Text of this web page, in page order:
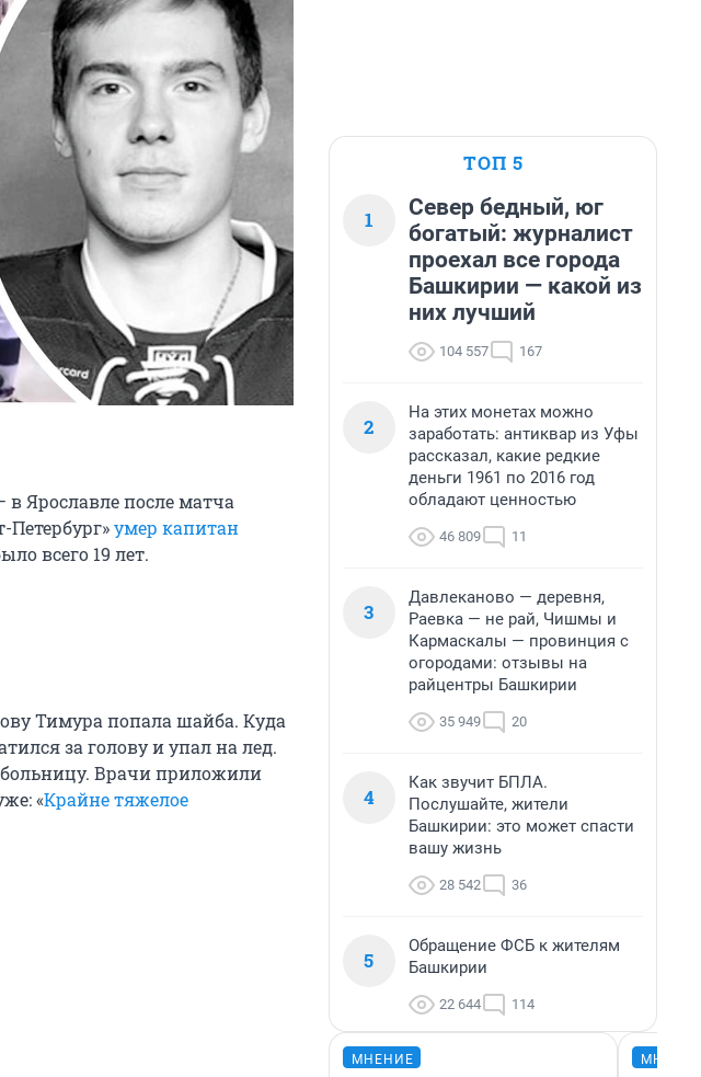
Ярославле после матча
умер капитан
всего 19 лет.
Тимура попала шайба. Куда
за голову и упал на лед.
Врачи приложили
«Крайне тяжелое
ТОП 5
1
Север бедный, юг
богатый: журналист
проехал все города
Башкирии — какой из
них лучший
104 557 167
2
На этих монетах можно
заработать: антиквар из Уфы
рассказал, какие редкие
деньги 1961 по 2016 год
обладают ценностью
46 809 11
3
Давлеканово — деревня,
Раевка — не рай, Чишмы и
Кармаскалы — провинция с
огородами: отзывы на
райцентры Башкирии
35 949 20
4
Как звучит БПЛА.
Послушайте, жители
Башкирии: это может спасти
вашу жизнь
28 542 36
5
Обращение ФСБ к жителям
Башкирии
22 644 114
МНЕНИЕ